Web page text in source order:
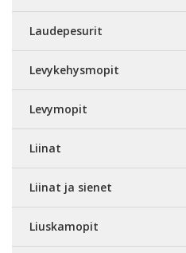
Laudepesurit
Levykehysmopit
Levymopit
Liinat
Liinat ja sienet
Liuskamopit